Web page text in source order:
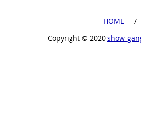
​HOME
​ /
Copyright ©︎ 2020 show-